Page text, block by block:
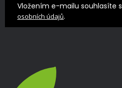
Vložením e-mailu souhlasíte s
osobních údajů.